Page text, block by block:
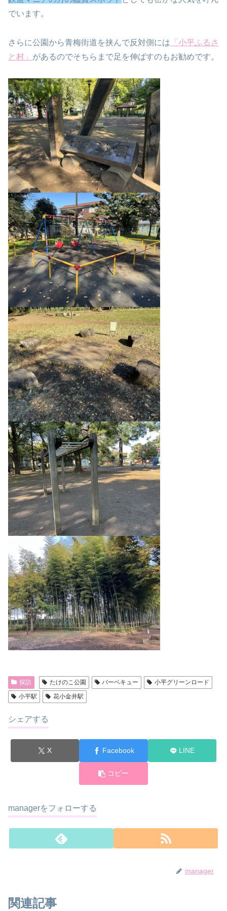
でいます。
さらに公園から青梅街道を挟んで反対側には 「小平ふるさ
と村」 があるのでそちらまで足を伸ばすのもお勧めです。
探訪 たけのこ公園 バーベキュー
小平グリーンロード
小平駅
花小金井駅
シェアする
X Facebook LINE
コピー
managerをフォローする
manager
関連記事